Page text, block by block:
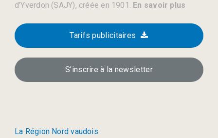
d’Yverdon (SAJY), créée en 1901. En savoir plus
Tarifs publicitaires
S’inscrire à la newsletter
La Région Nord vaudois